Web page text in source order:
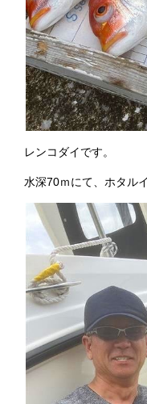
レンコダイです。
水深70ｍにて、ホタル